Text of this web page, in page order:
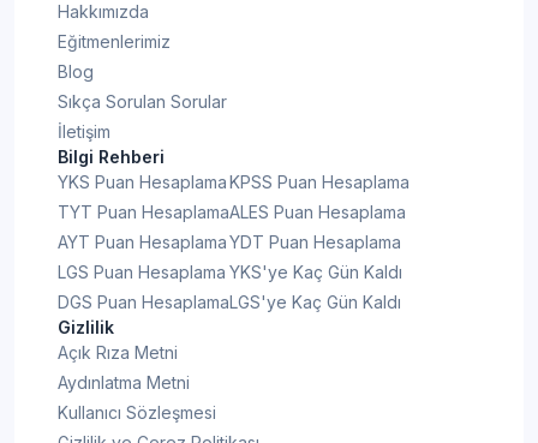
Hakkımızda
Eğitmenlerimiz
Blog
Sıkça Sorulan Sorular
İletişim
Bilgi Rehberi
YKS Puan Hesaplama
TYT Puan Hesaplama
AYT Puan Hesaplama
LGS Puan Hesaplama
DGS Puan Hesaplama
KPSS Puan Hesaplama
ALES Puan Hesaplama
YDT Puan Hesaplama
YKS'ye Kaç Gün Kaldı
LGS'ye Kaç Gün Kaldı
Gizlilik
Açık Rıza Metni
Aydınlatma Metni
Kullanıcı Sözleşmesi